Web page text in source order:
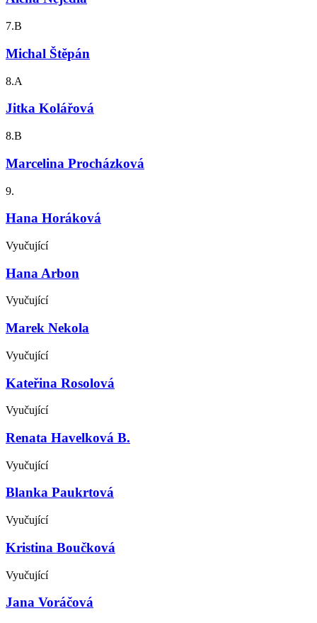
7.B
Michal Štěpán
8.A
Jitka Kolářová
8.B
Marcelina Procházková
9.
Hana Horáková
Vyučující
Hana Arbon
Vyučující
Marek Nekola
Vyučující
Kateřina Rosolová
Vyučující
Renata Havelková B.
Vyučující
Blanka Paukrtová
Vyučující
Kristina Boučková
Vyučující
Jana Voráčová